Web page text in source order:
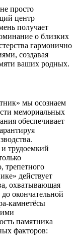
просто
центр
получает
о близких
гармонично
создавая
ваших родных.
мы осознаем
мемориальных
обеспечивает
трудоемкий
трепетного
действует
охватывающая
окончательной
камнетёсы
памятника
факторов: